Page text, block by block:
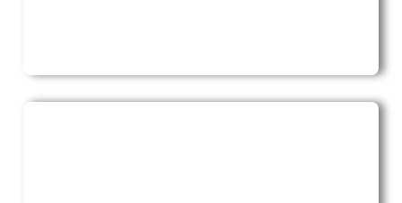
Отправьте проект на расчет или
Прикрепите проект, ТЗ или исходные данные.